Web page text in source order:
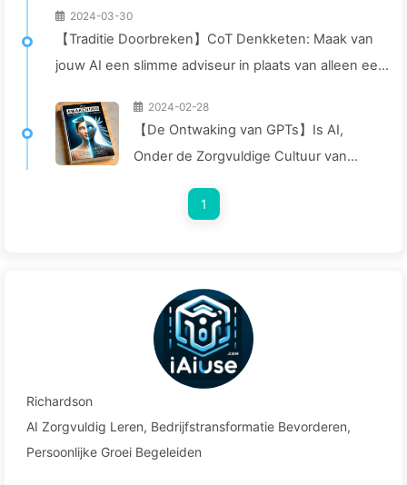
2024-03-30
【Traditie Doorbreken】CoT Denkketen: Maak van
jouw AI een slimme adviseur in plaats van alleen een
2024-02-28
【De Ontwaking van GPTs】Is AI,
Onder de Zorgvuldige Cultuur van
Langzaam Leren AI008
1
Richardson
AI Zorgvuldig Leren, Bedrijfstransformatie Bevorderen,
Persoonlijke Groei Begeleiden